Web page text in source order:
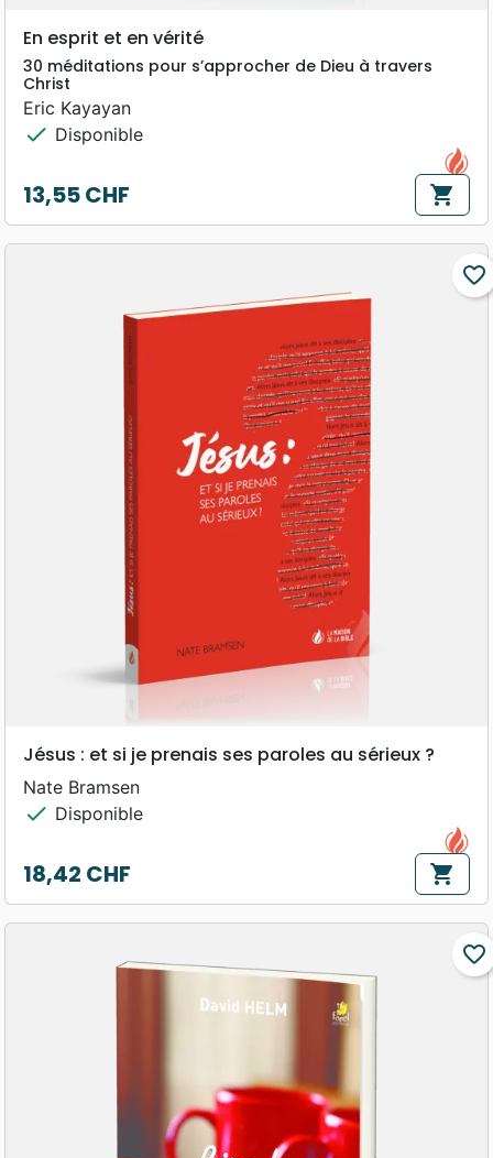
En esprit et en vérité
30 méditations pour s’approcher de Dieu à travers
Christ
Eric Kayayan
check Disponible
Prix
13,55 CHF shopping_cart
favorite_border
Jésus : et si je prenais ses paroles au sérieux ?
Nate Bramsen
check Disponible
Prix
18,42 CHF shopping_cart
favorite_border